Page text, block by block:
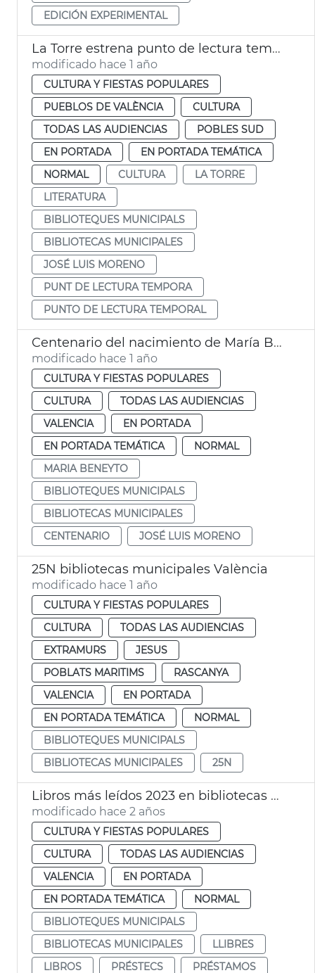
EDICIÓN EXPERIMENTAL
La Torre estrena punto de lectura temporal
modificado hace 1 año
CULTURA Y FIESTAS POPULARES
PUEBLOS DE VALÈNCIA
CULTURA
TODAS LAS AUDIENCIAS
POBLES SUD
EN PORTADA
EN PORTADA TEMÁTICA
NORMAL
CULTURA
LA TORRE
LITERATURA
BIBLIOTEQUES MUNICIPALS
BIBLIOTECAS MUNICIPALES
JOSÉ LUIS MORENO
PUNT DE LECTURA TEMPORA
PUNTO DE LECTURA TEMPORAL
Centenario del nacimiento de María Beneyto
modificado hace 1 año
CULTURA Y FIESTAS POPULARES
CULTURA
TODAS LAS AUDIENCIAS
VALENCIA
EN PORTADA
EN PORTADA TEMÁTICA
NORMAL
MARIA BENEYTO
BIBLIOTEQUES MUNICIPALS
BIBLIOTECAS MUNICIPALES
CENTENARIO
JOSÉ LUIS MORENO
25N bibliotecas municipales València
modificado hace 1 año
CULTURA Y FIESTAS POPULARES
CULTURA
TODAS LAS AUDIENCIAS
EXTRAMURS
JESUS
POBLATS MARITIMS
RASCANYA
VALENCIA
EN PORTADA
EN PORTADA TEMÁTICA
NORMAL
BIBLIOTEQUES MUNICIPALS
BIBLIOTECAS MUNICIPALES
25N
Libros más leídos 2023 en bibliotecas municipales
modificado hace 2 años
CULTURA Y FIESTAS POPULARES
CULTURA
TODAS LAS AUDIENCIAS
VALENCIA
EN PORTADA
EN PORTADA TEMÁTICA
NORMAL
BIBLIOTEQUES MUNICIPALS
BIBLIOTECAS MUNICIPALES
LLIBRES
LIBROS
PRÉSTECS PRÉSTAMOS